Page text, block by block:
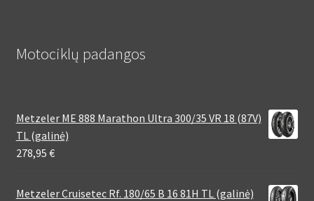
Motociklų padangos
Metzeler ME 888 Marathon Ultra 300/35 VR 18 (87V)
TL (galinė)
278,95 €
Metzeler Cruisetec Rf. 180/65 B 16 81H TL (galinė)